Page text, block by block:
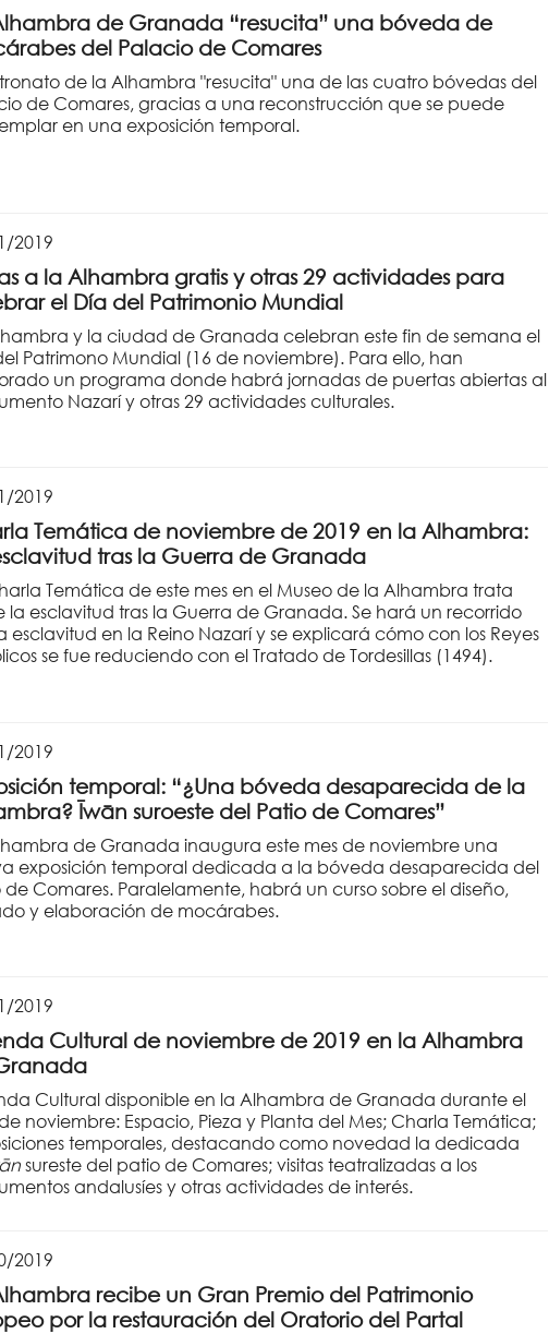
de Granada “resucita” una bóveda de
del Palacio de Comares
de la Alhambra "resucita" una de las cuatro bóvedas del
de Comares, gracias a una reconstrucción que se puede
en una exposición temporal.
2019
a la Alhambra gratis y otras 29 actividades para
el Día del Patrimonio Mundial
y la ciudad de Granada celebran este fin de semana el
Patrimono Mundial (16 de noviembre). Para ello, han
un programa donde habrá jornadas de puertas abiertas al
Nazarí y otras 29 actividades culturales.
2019
Temática de noviembre de 2019 en la Alhambra:
tras la Guerra de Granada
Temática de este mes en el Museo de la Alhambra trata
la esclavitud tras la Guerra de Granada. Se hará un recorrido
esclavitud en la Reino Nazarí y se explicará cómo con los Reyes
se fue reduciendo con el Tratado de Tordesillas (1494).
2019
temporal: “¿Una bóveda desaparecida de la
Īwān suroeste del Patio de Comares”
de Granada inaugura este mes de noviembre una
exposición temporal dedicada a la bóveda desaparecida del
de Comares. Paralelamente, habrá un curso sobre el diseño,
y elaboración de mocárabes.
2019
Cultural de noviembre de 2019 en la Alhambra
Cultural disponible en la Alhambra de Granada durante el
noviembre: Espacio, Pieza y Planta del Mes; Charla Temática;
temporales, destacando como novedad la dedicada
sureste del patio de Comares; visitas teatralizadas a los
andalusíes y otras actividades de interés.
2019
recibe un Gran Premio del Patrimonio
por la restauración del Oratorio del Partal